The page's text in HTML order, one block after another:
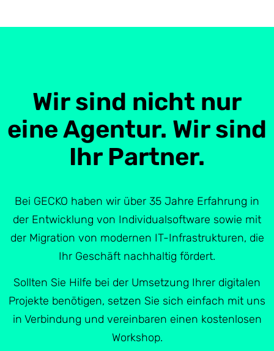
Wir sind nicht nur
eine Agentur. Wir sind
Ihr Partner.
Bei GECKO haben wir über 35 Jahre Erfahrung in
der Entwicklung von Individualsoftware sowie mit
der Migration von modernen IT-Infrastrukturen, die
Ihr Geschäft nachhaltig fördert.
Sollten Sie Hilfe bei der Umsetzung Ihrer digitalen
Projekte benötigen, setzen Sie sich einfach mit uns
in Verbindung und vereinbaren einen kostenlosen
Workshop.